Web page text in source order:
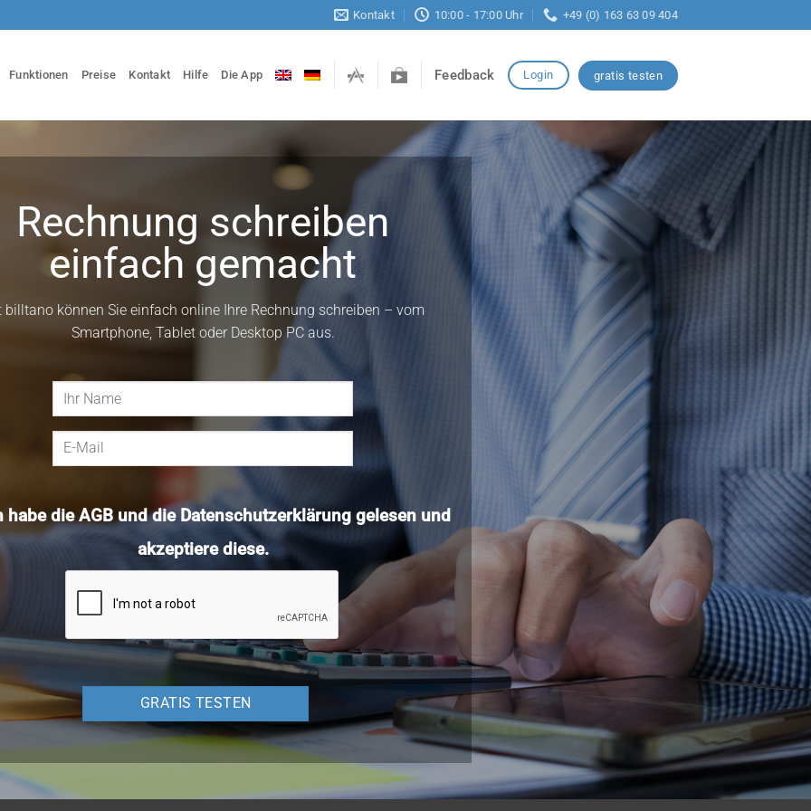
Kontakt 10:00 - 17:00 Uhr +49 (0) 163 63 09 404
Funktionen Preise Kontakt Hilfe Die App Feedback Login gratis testen
Rechnung schreiben
einfach gemacht
billtano können Sie einfach online Ihre Rechnung schreiben – vom
Smartphone, Tablet oder Desktop PC aus.
habe dieAGBund die Datenschutzerklärunggelesen und
akzeptiere diese.